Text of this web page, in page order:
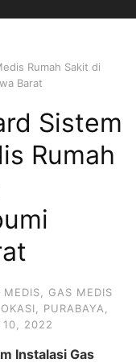
Rumah Sakit di
Barat
Sistem
Rumah
MEDIS
GAS MEDIS
PURABAYA
10, 2022
Instalasi Gas